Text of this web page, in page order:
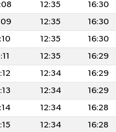
12:35 16:30
12:35 16:30
12:35 16:30
12:35 16:29
12:34 16:29
12:34 16:29
12:34 16:28
12:34 16:28